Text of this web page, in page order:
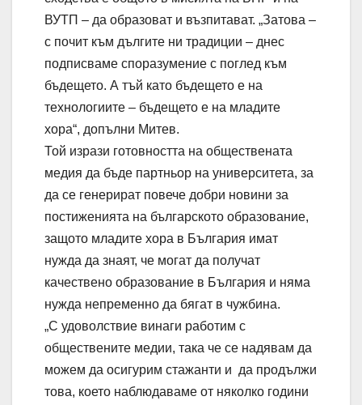
ВУТП – да образоват и възпитават. „Затова –
с почит към дългите ни традиции – днес
подписваме споразумение с поглед към
бъдещето. А тъй като бъдещето е на
технологиите – бъдещето е на младите
хора“, допълни Митев.
Той изрази готовността на обществената
медия да бъде партньор на университета, за
да се генерират повече добри новини за
постиженията на българското образование,
защото младите хора в България имат
нужда да знаят, че могат да получат
качествено образование в България и няма
нужда непременно да бягат в чужбина.
„С удоволствие винаги работим с
обществените медии, така че се надявам да
можем да осигурим стажанти и да продължи
това, което наблюдаваме от няколко години